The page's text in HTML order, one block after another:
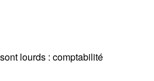
lourds : comptabilité